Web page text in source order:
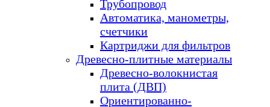
Трубопровод
Автоматика, манометры,
счетчики
Картриджи для фильтров
Древесно-плитные материалы
Древесно-волокнистая
плита (ДВП)
Ориентированно-